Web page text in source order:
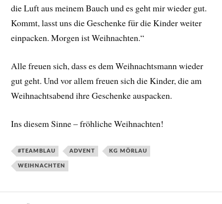
die Luft aus meinem Bauch und es geht mir wieder gut.
Kommt, lasst uns die Geschenke für die Kinder weiter
einpacken. Morgen ist Weihnachten.“
Alle freuen sich, dass es dem Weihnachtsmann wieder
gut geht. Und vor allem freuen sich die Kinder, die am
Weihnachtsabend ihre Geschenke auspacken.
Ins diesem Sinne – fröhliche Weihnachten!
#TEAMBLAU ADVENT KG MÖRLAU
WEIHNACHTEN